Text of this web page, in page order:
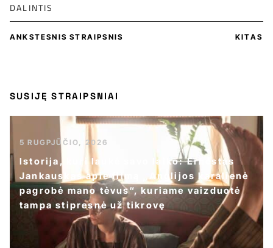
DALINTIS
ANKSTESNIS STRAIPSNIS KITAS
SUSIJĘ STRAIPSNIAI
5 RUGPJŪČIO, 2026
Istorija, kuri laukė savo laiko: Ernestas
Jankauskas apie filmą „Anglijos karalienė
pagrobė mano tėvus“, kuriame vaizduotė
tampa stipresnė už tikrovę